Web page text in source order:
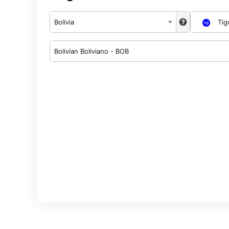
Bolivia
Bolivian Boliviano - BOB